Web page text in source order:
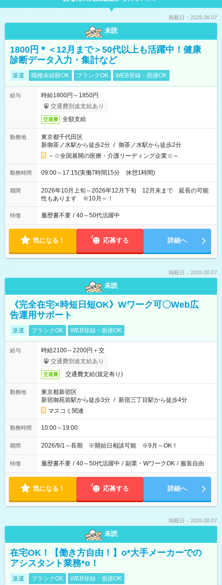
掲載日：2026.08.07
未読
1800円＊＜12月まで＞50代以上も活躍中！健康
診断データ入力・集計など
派遣 職種未経験OK ブランクOK WEB登録・面接OK
給与
時給1800円～1850円
交通費別途支給あり
交通費 全額支給
勤務地
東京都千代田区
新御茶ノ水駅から徒歩2分 / 御茶ノ水駅から徒歩2分
～☆全国展開の医療・介護リーディング企業☆～
勤務時間 09:00～17:15(実働7時間15分 休憩1時間)
期間
2026年10月上旬～2026年12月下旬 12月末まで 延長の可能
性もあります ※10月～！
特徴 履歴書不要 / 40～50代活躍中
気になる！ 応募する 詳細へ
掲載日：2026.08.07
未読
《完全在宅×時短日短OK》Wワーク可〇Web広
告運用サポート
派遣 ブランクOK WEB登録・面接OK
給与
時給2100～2200円＋交
交通費別途支給あり
交通費 交通費支給(規定有り)
勤務地
東京都新宿区
新宿御苑前駅から徒歩3分 / 新宿三丁目駅から徒歩4分
マスコミ関連
勤務時間 10:00～19:00
期間 2026/9/1～長期 ※開始日相談可能 ※9月～OK！
特徴 履歴書不要 / 40～50代活躍中 / 副業・WワークOK / 服装自由
気になる！ 応募する 詳細へ
掲載日：2026.08.07
未読
在宅OK！【働き方自由！】o*大手メーカーでの
アシスタント業務*o！
派遣 ブランクOK WEB登録・面接OK